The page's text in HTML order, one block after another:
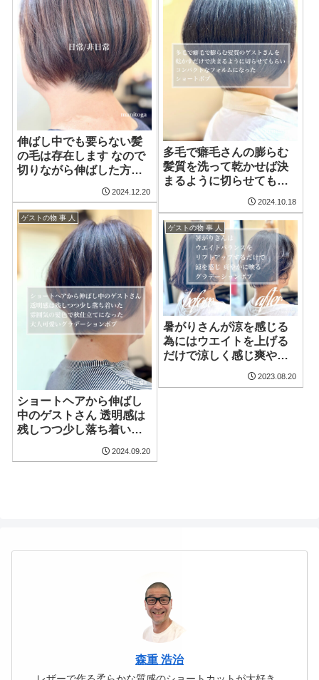
ンボブ
伸ばし中でも要らない髪
の毛は存在します なので
切りながら伸ばした方が
冬服でもかさばらないよ
うに襟足をスッキリとタ
イトに収めた伸ばし中の
ショートボブ
2024.12.20
多毛で癖毛さんの膨らむ
髪質を洗って乾かせば決
まるように切らせてもら
って喜んでもらったコン
パクトなフォルムのショ
ートボブ
2024.10.18
ゲストの物 事 人
ショートヘアから伸ばし
中のゲストさん 透明感は
残しつつ少し落ち着いた
になった大人可愛いグラ
2024.09.20
ゲストの物 事 人
暑がりさんが涼を感じる
為にはウエイトを上げる
だけで涼しく感じ爽やか
に映るグラデーションボ
2023.08.20
森重 浩治